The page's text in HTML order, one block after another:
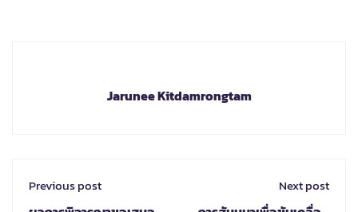
Jarunee Kitdamrongtam
Previous post Next post